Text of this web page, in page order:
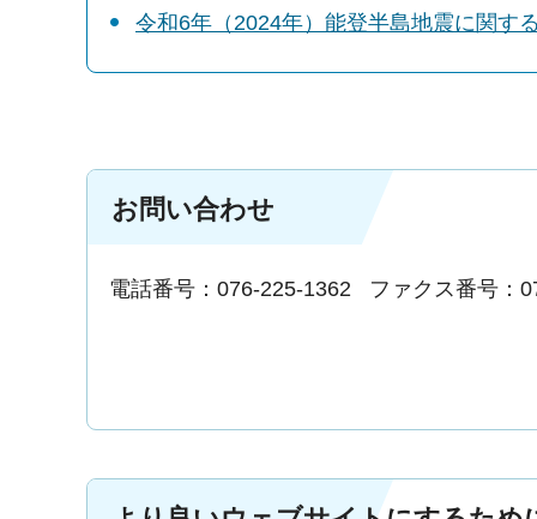
令和6年（2024年）能登半島地震に関す
お問い合わせ
電話番号：076-225-1362 ファクス番号：